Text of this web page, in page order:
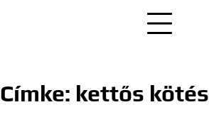
Címke: kettős kötés